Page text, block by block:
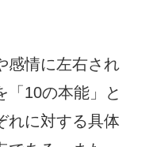
感情に左右され
「10の本能」と
れに対する具体